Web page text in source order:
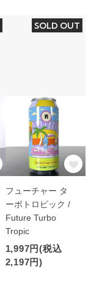
SOLD OUT
フューチャー タ
ーボトロピック /
Future Turbo
Tropic
1,997円(税込
2,197円)